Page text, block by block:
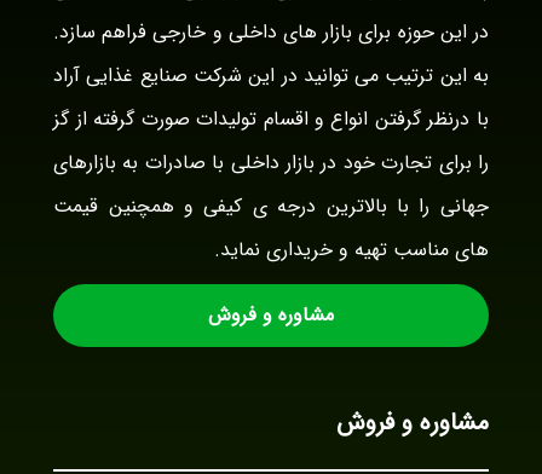
در این حوزه برای بازار های داخلی و خارجی فراهم سازد.
به این ترتیب می توانید در این شرکت صنایع غذایی آراد
با درنظر گرفتن انواع و اقسام تولیدات صورت گرفته از گز
را برای تجارت خود در بازار داخلی با صادرات به بازارهای
جهانی را با بالاترین درجه ی کیفی و همچنین قیمت
های مناسب تهیه و خریداری نماید.
مشاوره و فروش
مشاوره و فروش